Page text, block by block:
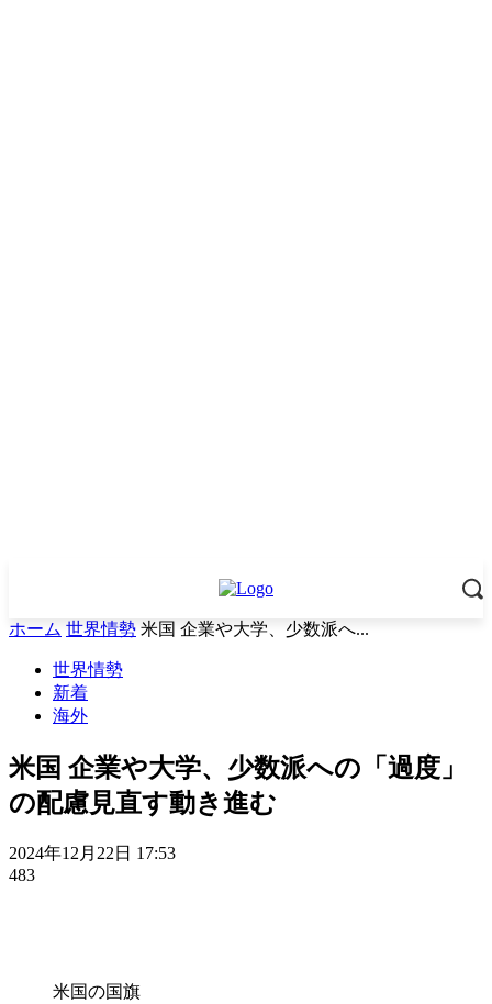
ホーム 世界情勢 米国 企業や大学、少数派へ...
世界情勢
新着
海外
米国 企業や大学、少数派への「過度」
の配慮見直す動き進む
2024年12月22日 17:53
483
米国の国旗